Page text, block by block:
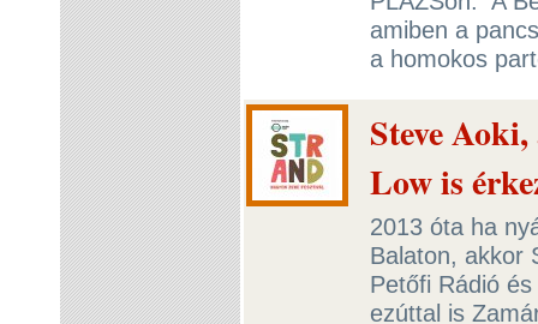
amiben a
a homokos
Steve
Low is
2013 óta ha
Balaton, akkor
Petőfi Rádió
ezúttal is